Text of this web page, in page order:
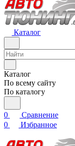
Каталог
Каталог
По всему сайту
По каталогу
0
Сравнение
0
Избранное